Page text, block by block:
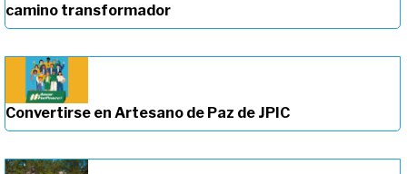
camino transformador
Convertirse en Artesano de Paz de JPIC